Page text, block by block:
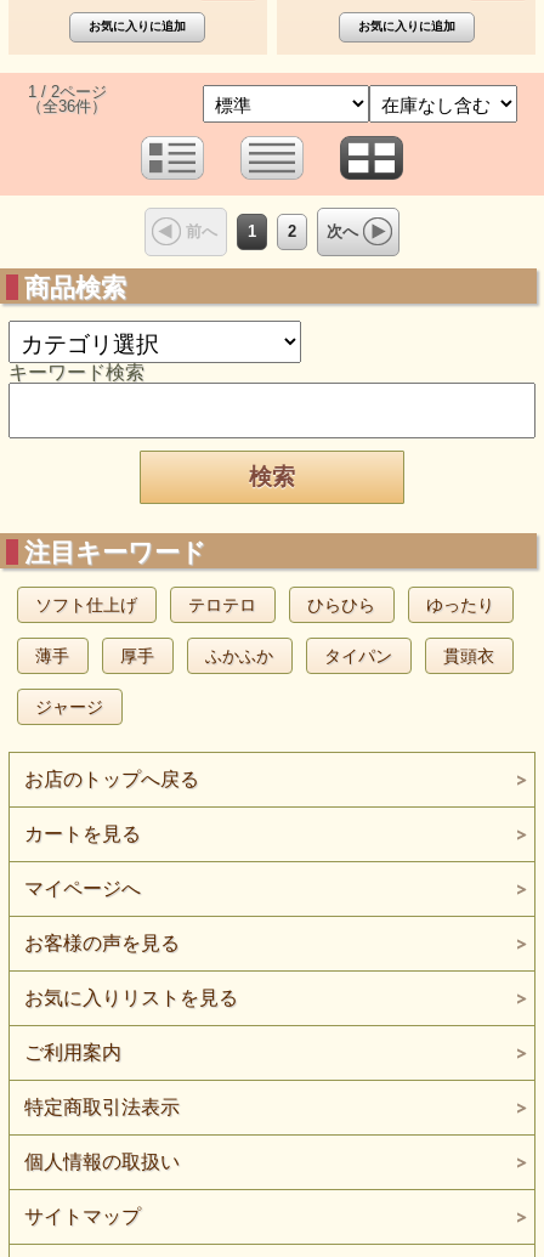
1 / 2ページ
（全36件）
前へ 1 2 次へ
商品検索
キーワード検索
注目キーワード
ソフト仕上げ テロテロ ひらひら ゆったり
薄手 厚手 ふかふか タイパン 貫頭衣
ジャージ
お店のトップへ戻る
カートを見る
マイページへ
お客様の声を見る
お気に入りリストを見る
ご利用案内
特定商取引法表示
個人情報の取扱い
サイトマップ